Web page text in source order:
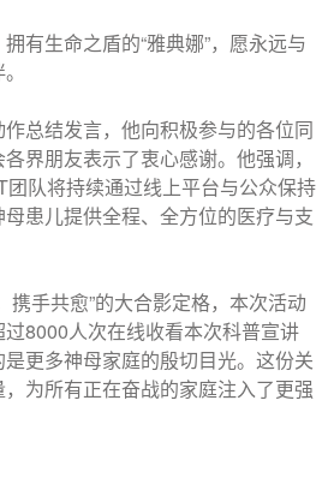
有生命之盾的“雅典娜”，愿永远与
总结发言，他向积极参与的各位同
界朋友表示了衷心感谢。他强调，
队将持续通过线上平台与公众保持
患儿提供全程、全方位的医疗与支
携手共愈”的大合影定格，本次活动
8000人次在线收看本次科普宣讲
更多神母家庭的殷切目光。这份关
为所有正在奋战的家庭注入了更强